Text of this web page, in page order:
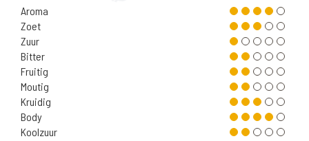
Aroma
Zoet
Zuur
Bitter
Fruitig
Moutig
Kruidig
Body
Koolzuur